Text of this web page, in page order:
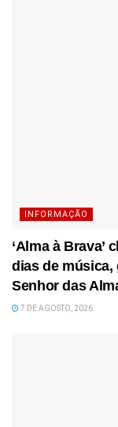
INFORMAÇÃO
‘Alma à Brava’
dias de
Senhor das
7 DE AGOSTO, 2026